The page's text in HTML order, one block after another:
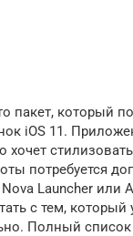
пакет, который
iOS 11.
хочет
потребуется
Launcher или
с тем, который
Полный список